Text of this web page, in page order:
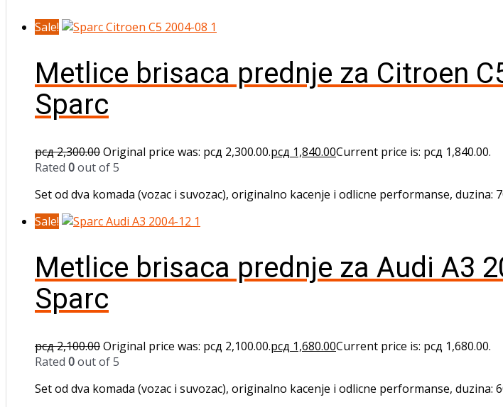
Sale!
Metlice brisaca prednje za Citroen
Sparc
рсд2,300.00Original price was: рсд 2,300.00.рсд 1,840.00Current price is: рсд 1,840.00.
Rated 0out of 5
Set od dva komada (vozac i suvozac), originalno kacenje i odlicne performanse, duzina:
Sale!
Metlice brisaca prednje za Audi A3
Sparc
рсд2,100.00Original price was: рсд 2,100.00.рсд 1,680.00Current price is: рсд 1,680.00.
Rated 0out of 5
Set od dva komada (vozac i suvozac), originalno kacenje i odlicne performanse, duzina: